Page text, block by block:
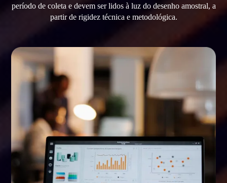
período de coleta e devem ser lidos à luz do desenho amostral, a
partir de rigidez técnica e metodológica.